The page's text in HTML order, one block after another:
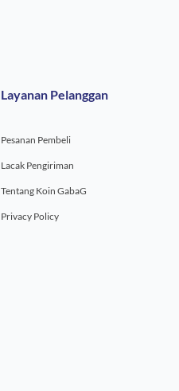
Layanan Pelanggan
Pesanan Pembeli
Lacak Pengiriman
Tentang Koin GabaG
Privacy Policy